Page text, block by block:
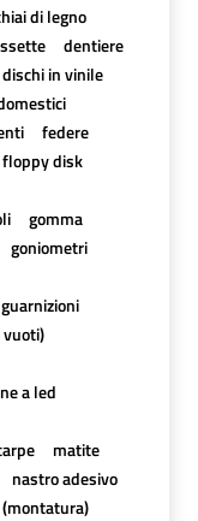
di legno
dentiere
dischi in vinile
federe
floppy disk
gomma
goniometri
guarnizioni
a led
matite
nastro adesivo